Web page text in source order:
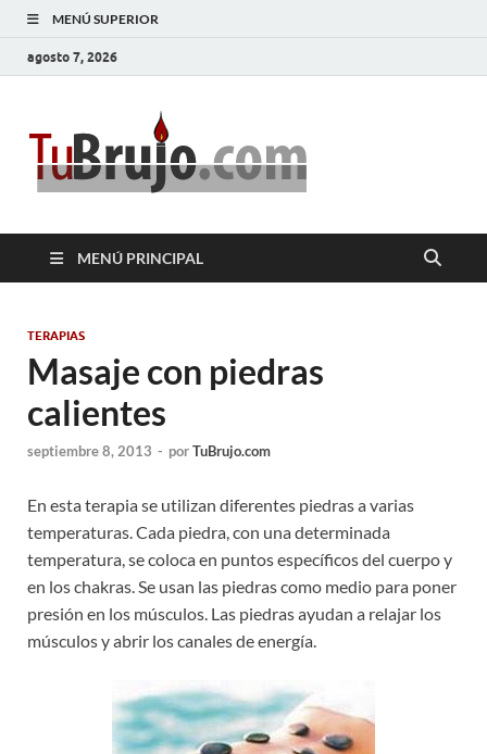
MENÚ SUPERIOR
agosto 7, 2026
MENÚ PRINCIPAL
TERAPIAS
Masaje con piedras
calientes
septiembre 8, 2013 - porTuBrujo.com
En esta terapia se utilizan diferentes piedras a varias
temperaturas. Cada piedra, con una determinada
temperatura, se coloca en puntos específicos del cuerpo y
en los chakras. Se usan las piedras como medio para poner
presión en los músculos. Las piedras ayudan a relajar los
músculos y abrir los canales de energía.